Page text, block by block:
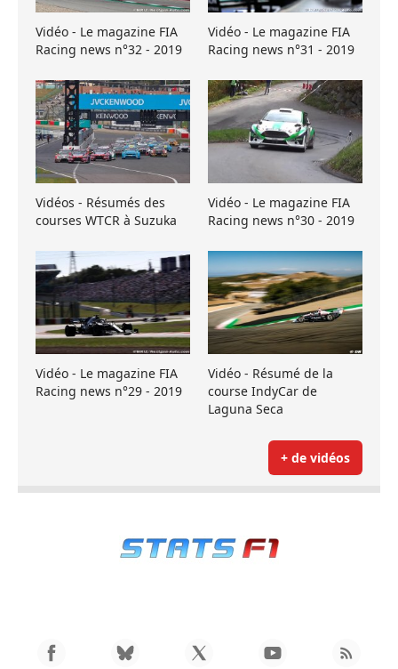
Vidéo - Le magazine FIA
Racing news n°32 - 2019
Vidéo - Le magazine FIA
Racing news n°31 - 2019
Vidéos - Résumés des
courses WTCR à Suzuka
Vidéo - Le magazine FIA
Racing news n°30 - 2019
Vidéo - Le magazine FIA
Racing news n°29 - 2019
Vidéo - Résumé de la
course IndyCar de
Laguna Seca
+ de vidéos